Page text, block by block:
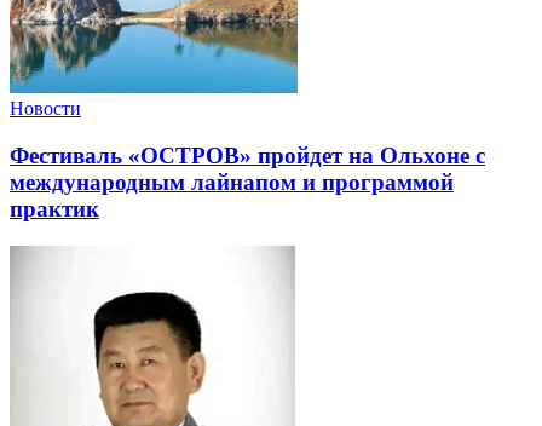
Новости
Фестиваль «ОСТРОВ» пройдет на Ольхоне с
международным лайнапом и программой
практик